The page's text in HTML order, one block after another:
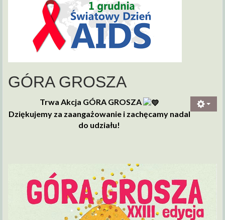
GÓRA GROSZA
Trwa Akcja GÓRA GROSZA
Dziękujemy za zaangażowanie i zachęcamy nadal
do udziału!